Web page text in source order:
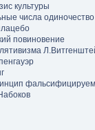
культуры
числа одиночество
повиновение